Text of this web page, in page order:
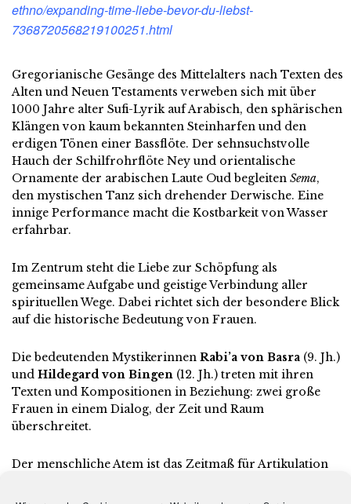
ethno/expanding-time-liebe-bevor-du-liebst-
7368720568219100251.html
Gregorianische Gesänge des Mittelalters nach Texten des
Alten und Neuen Testaments verweben sich mit über
1000 Jahre alter Sufi-Lyrik auf Arabisch, den sphärischen
Klängen von kaum bekannten Steinharfen und den
erdigen Tönen einer Bassflöte. Der sehnsuchstvolle
Hauch der Schilfrohrflöte Ney und orientalische
Ornamente der arabischen Laute Oud begleiten Sema,
den mystischen Tanz sich drehender Derwische. Eine
innige Performance macht die Kostbarkeit von Wasser
erfahrbar.
Im Zentrum steht die Liebe zur Schöpfung als
gemeinsame Aufgabe und geistige Verbindung aller
spirituellen Wege. Dabei richtet sich der besondere Blick
auf die historische Bedeutung von Frauen.
Die bedeutenden Mystikerinnen Rabi’a von Basra (9. Jh.)
und Hildegard von Bingen (12. Jh.) treten mit ihren
Texten und Kompositionen in Beziehung: zwei große
Frauen in einem Dialog, der Zeit und Raum
überschreitet.
Der menschliche Atem ist das Zeitmaß für Artikulation